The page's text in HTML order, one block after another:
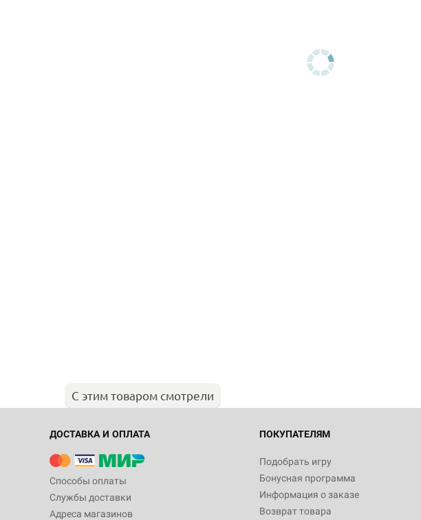
С этим товаром смотрели
ДОСТАВКА И ОПЛАТА
Способы оплаты
Службы доставки
Адреса магазинов
ПОКУПАТЕЛЯМ
Подобрать игру
Бонусная программа
Информация о заказе
Возврат товара